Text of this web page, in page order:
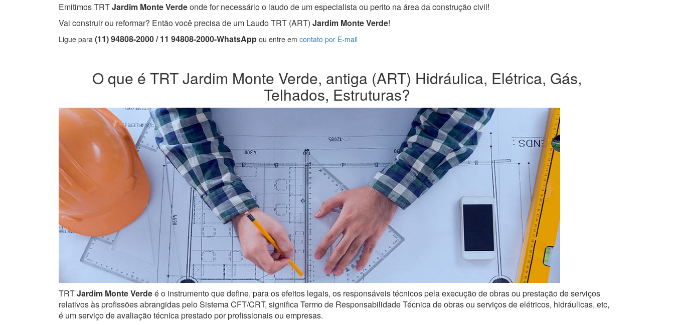
Emitimos TRTJardim Monte Verdeonde for necessário o laudo de um especialista ou perito na área da construção civil!
Vai construir ou reformar? Então você precisa de um Laudo TRT (ART) Jardim Monte Verde!
Ligue para (11) 94808-2000 / 11 94808-2000-WhatsApp ou entre em contato por E-mail
O que é TRT Jardim Monte Verde, antiga (ART) Hidráulica, Elétrica, Gás,
Telhados, Estruturas?
TRTJardim Monte Verdeé o instrumento que define, para os efeitos legais, os responsáveis técnicos pela execução de obras ou prestação de serviços
relativos às profissões abrangidas pelo Sistema CFT/CRT, significa Termo de Responsabilidade Técnica de obras ou serviços de elétricos, hidráulicas, etc,
é um serviço de avaliação técnica prestado por profissionais ou empresas.